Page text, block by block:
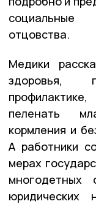
социальные
отцовства.
Медики
здоровья,
пеленать
кормления и
А работники
мерах
многодетных
юридических